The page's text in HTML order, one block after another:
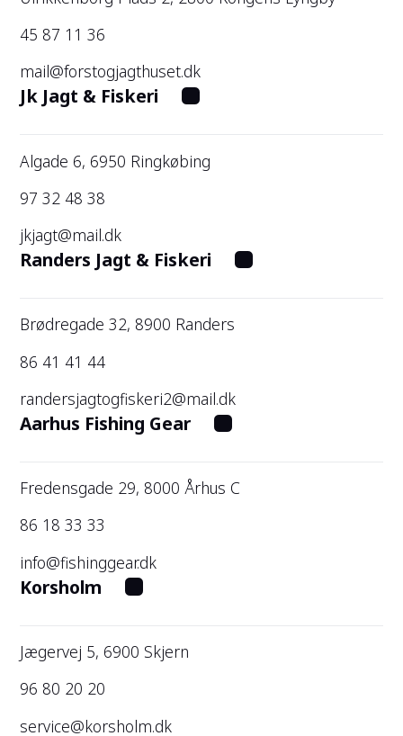
45 87 11 36
mail@forstogjagthuset.dk
Jk Jagt & Fiskeri
Algade 6, 6950 Ringkøbing
97 32 48 38
jkjagt@mail.dk
Randers Jagt & Fiskeri
Brødregade 32, 8900 Randers
86 41 41 44
randersjagtogfiskeri2@mail.dk
Aarhus Fishing Gear
Fredensgade 29, 8000 Århus C
86 18 33 33
info@fishinggear.dk
Korsholm
Jægervej 5, 6900 Skjern
96 80 20 20
service@korsholm.dk